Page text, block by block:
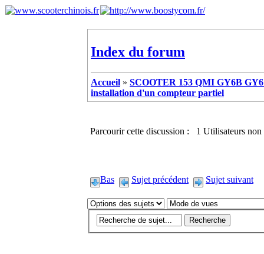
Index du forum
Accueil » SCOOTER 153 QMI GY6B
installation d'un compteur partiel
Parcourir cette discussion : 1 Utilisateurs non
Bas Sujet précédent Sujet suivant